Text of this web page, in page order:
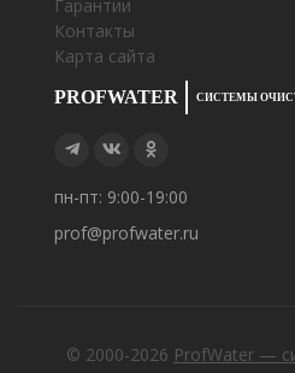
Гарантии
Контакты
Карта сайта
PROFWATER СИСТЕМЫ
пн-пт: 9:00-19:00
prof@profwater.ru
© 2000-2026 ProfWater —